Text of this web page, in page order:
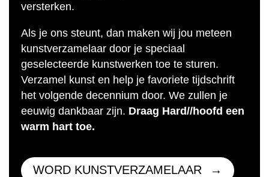
versterken.
Als je ons steunt, dan maken wij jou meteen
kunstverzamelaar door je speciaal
geselecteerde kunstwerken toe te sturen.
Verzamel kunst en help je favoriete tijdschrift
het volgende decennium door. We zullen je
eeuwig dankbaar zijn. Draag Hard//hoofd een
warm hart toe.
WORD KUNSTVERZAMELAAR